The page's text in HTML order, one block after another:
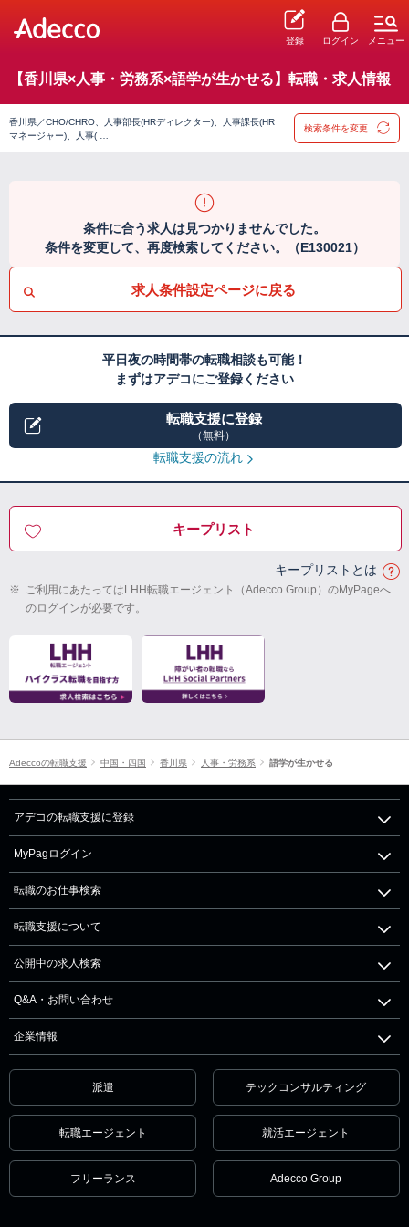
登録 ログイン メニュー
【香川県×人事・労務系×語学が生かせる】転職・求人情報
香川県／CHO/CHRO、人事部長(HRディレクター)、人事課長(HR
マネージャー)、人事( …
検索条件を変更
条件に合う求人は見つかりませんでした。
条件を変更して、再度検索してください。（E130021）
求人条件設定ページに戻る
平日夜の時間帯の転職相談も可能！
まずはアデコにご登録ください
転職支援に登録
（無料）
転職支援の流れ
キープリスト
キープリストとは
※ ご利用にあたってはLHH転職エージェント（Adecco Group）のMyPageへ
のログインが必要です。
Adeccoの転職支援 中国・四国 香川県 人事・労務系 語学が生かせる
アデコの転職支援に登録
MyPagログイン
転職のお仕事検索
転職支援について
公開中の求人検索
Q&A・お問い合わせ
企業情報
派遣 テックコンサルティング
転職エージェント 就活エージェント
フリーランス Adecco Group